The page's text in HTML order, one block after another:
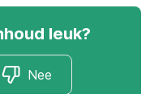
leuk?
Nee